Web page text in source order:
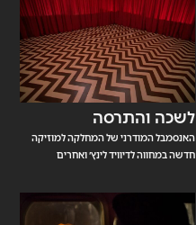
לשכה והתרסה
האנסמבל המודרני של המחלקה למוזיקה
חדשה במחווה לדיוויד לינץ׳ ואחרים